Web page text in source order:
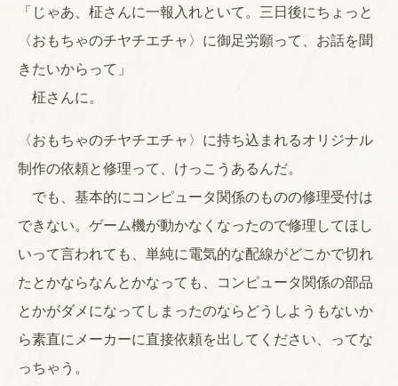
「じゃあ、柾さんに一報入れといて。三日後にちょっと
〈おもちゃのチヤチエチャ〉に御足労願って、お話を聞
きたいからって」
柾さんに。
〈おもちゃのチヤチエチャ〉に持ち込まれるオリジナル
制作の依頼と修理って、けっこうあるんだ。
でも、基本的にコンピュータ関係のものの修理受付は
できない。ゲーム機が動かなくなったので修理してほし
いって言われても、単純に電気的な配線がどこかで切れ
たとかならなんとかなっても、コンピュータ関係の部品
とかがダメになってしまったのならどうしようもないか
ら素直にメーカーに直接依頼を出してください、ってな
っちゃう。